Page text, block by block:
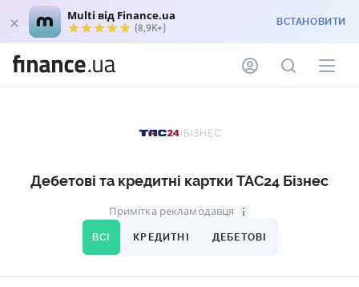
Multi від Finance.ua
(8,9K+) ВСТАНОВИТИ
Дебетові та кредитні картки ТАС24 Бізнес
ВСІ КРЕДИТНІ ДЕБЕТОВІ
Примітка рекламодавця